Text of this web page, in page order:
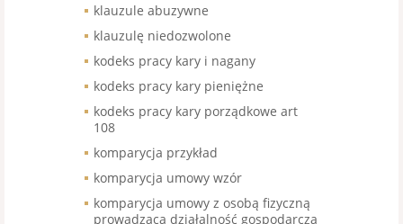
klauzule abuzywne
klauzulę niedozwolone
kodeks pracy kary i nagany
kodeks pracy kary pieniężne
kodeks pracy kary porządkowe art
108
komparycja przykład
komparycja umowy wzór
komparycja umowy z osobą fizyczną
prowadzącą działalność gospodarczą